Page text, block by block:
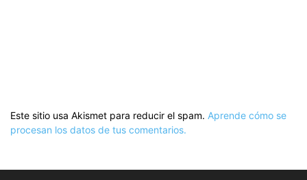
Este sitio usa Akismet para reducir el spam. Aprende cómo se
procesan los datos de tus comentarios.